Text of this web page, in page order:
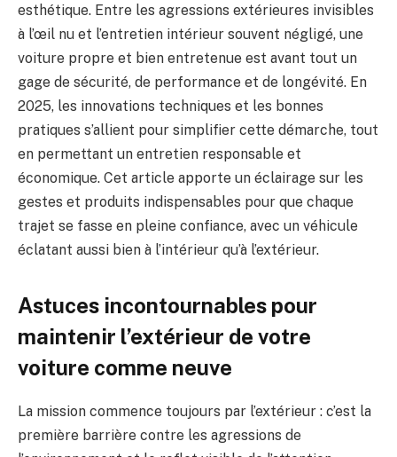
esthétique. Entre les agressions extérieures invisibles
à l’œil nu et l’entretien intérieur souvent négligé, une
voiture propre et bien entretenue est avant tout un
gage de sécurité, de performance et de longévité. En
2025, les innovations techniques et les bonnes
pratiques s’allient pour simplifier cette démarche, tout
en permettant un entretien responsable et
économique. Cet article apporte un éclairage sur les
gestes et produits indispensables pour que chaque
trajet se fasse en pleine confiance, avec un véhicule
éclatant aussi bien à l’intérieur qu’à l’extérieur.
Astuces incontournables pour
maintenir l’extérieur de votre
voiture comme neuve
La mission commence toujours par l’extérieur : c’est la
première barrière contre les agressions de